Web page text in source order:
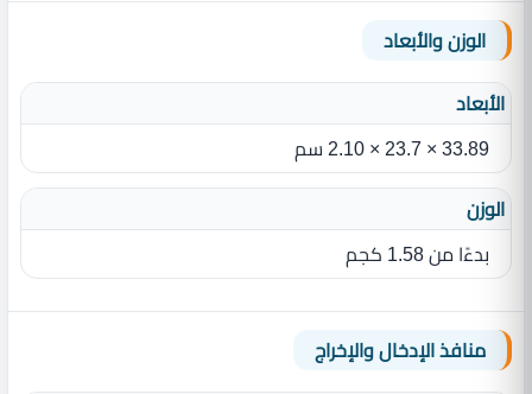
الوزن والأبعاد
الأبعاد
33.89 ‏×‏ 23.7‏ ‏×‏ 2.10‏ سم
الوزن
بدءًا من 1.58‏ كجم
منافذ الإدخال والإخراج